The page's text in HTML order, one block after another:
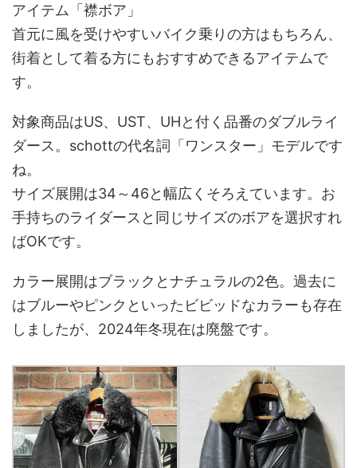
アイテム「襟ボア」
首元に風を受けやすいバイク乗りの方はもちろん、
街着として着る方にもおすすめできるアイテムで
す。
対象商品はUS、UST、UHと付く品番のダブルライ
ダース。schottの代名詞「ワンスター」モデルです
ね。
サイズ展開は34～46と幅広くそろえています。お
手持ちのライダースと同じサイズのボアを選択すれ
ばOKです。
カラー展開はブラックとナチュラルの2色。過去に
はブルーやピンクといったビビッドなカラーも存在
しましたが、2024年冬現在は廃盤です。